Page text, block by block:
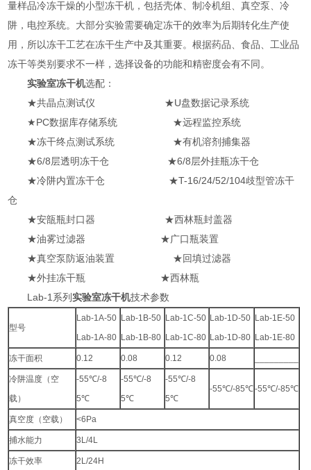
量样品冷冻干燥的小型冻干机，包括壳体、制冷机组、真空泵、冷
阱，电控系统。大部分实验需要确定冻干的效率为后期转化生产使
用，所以冻干工艺在冻干生产中及其重要。根据药品、食品、工业品
冻干等类别要求不一样，选择设备的功能和精密度会有不同。
实验室冻干机选配：
★共晶点测试仪 ★U盘数据记录系统
★PC数据库存储系统 ★远程监控系统
★冻干终点测试系统 ★有机溶剂捕集器
★6/8层透明冻干仓 ★6/8层外挂瓶冻干仓
★冷阱内置冻干仓 ★T-16/24/52/104歧型管冻干
仓
★安瓿瓶封口器 ★西林瓶封盖器
★油雾过滤器 ★广口瓶装置
★真空泵防返油装置 ★回填过滤器
★外挂冻干瓶 ★西林瓶
Lab-1系列实验室冻干机技术参数
型号
Lab-1A-50
Lab-1A-80
Lab-1B-50
Lab-1B-80
Lab-1C-50
Lab-1C-80
Lab-1D-50
Lab-1D-80
Lab-1E-50
Lab-1E-80
冻干面积 0.12 0.08 0.12 0.08
冷阱温度（空
载）
-55℃/-8
5℃
-55℃/-8
5℃
-55℃/-8
5℃
-55℃/-85℃-55℃/-85℃
真空度（空载） <6Pa
捕水能力 3L/4L
冻干效率 2L/24H